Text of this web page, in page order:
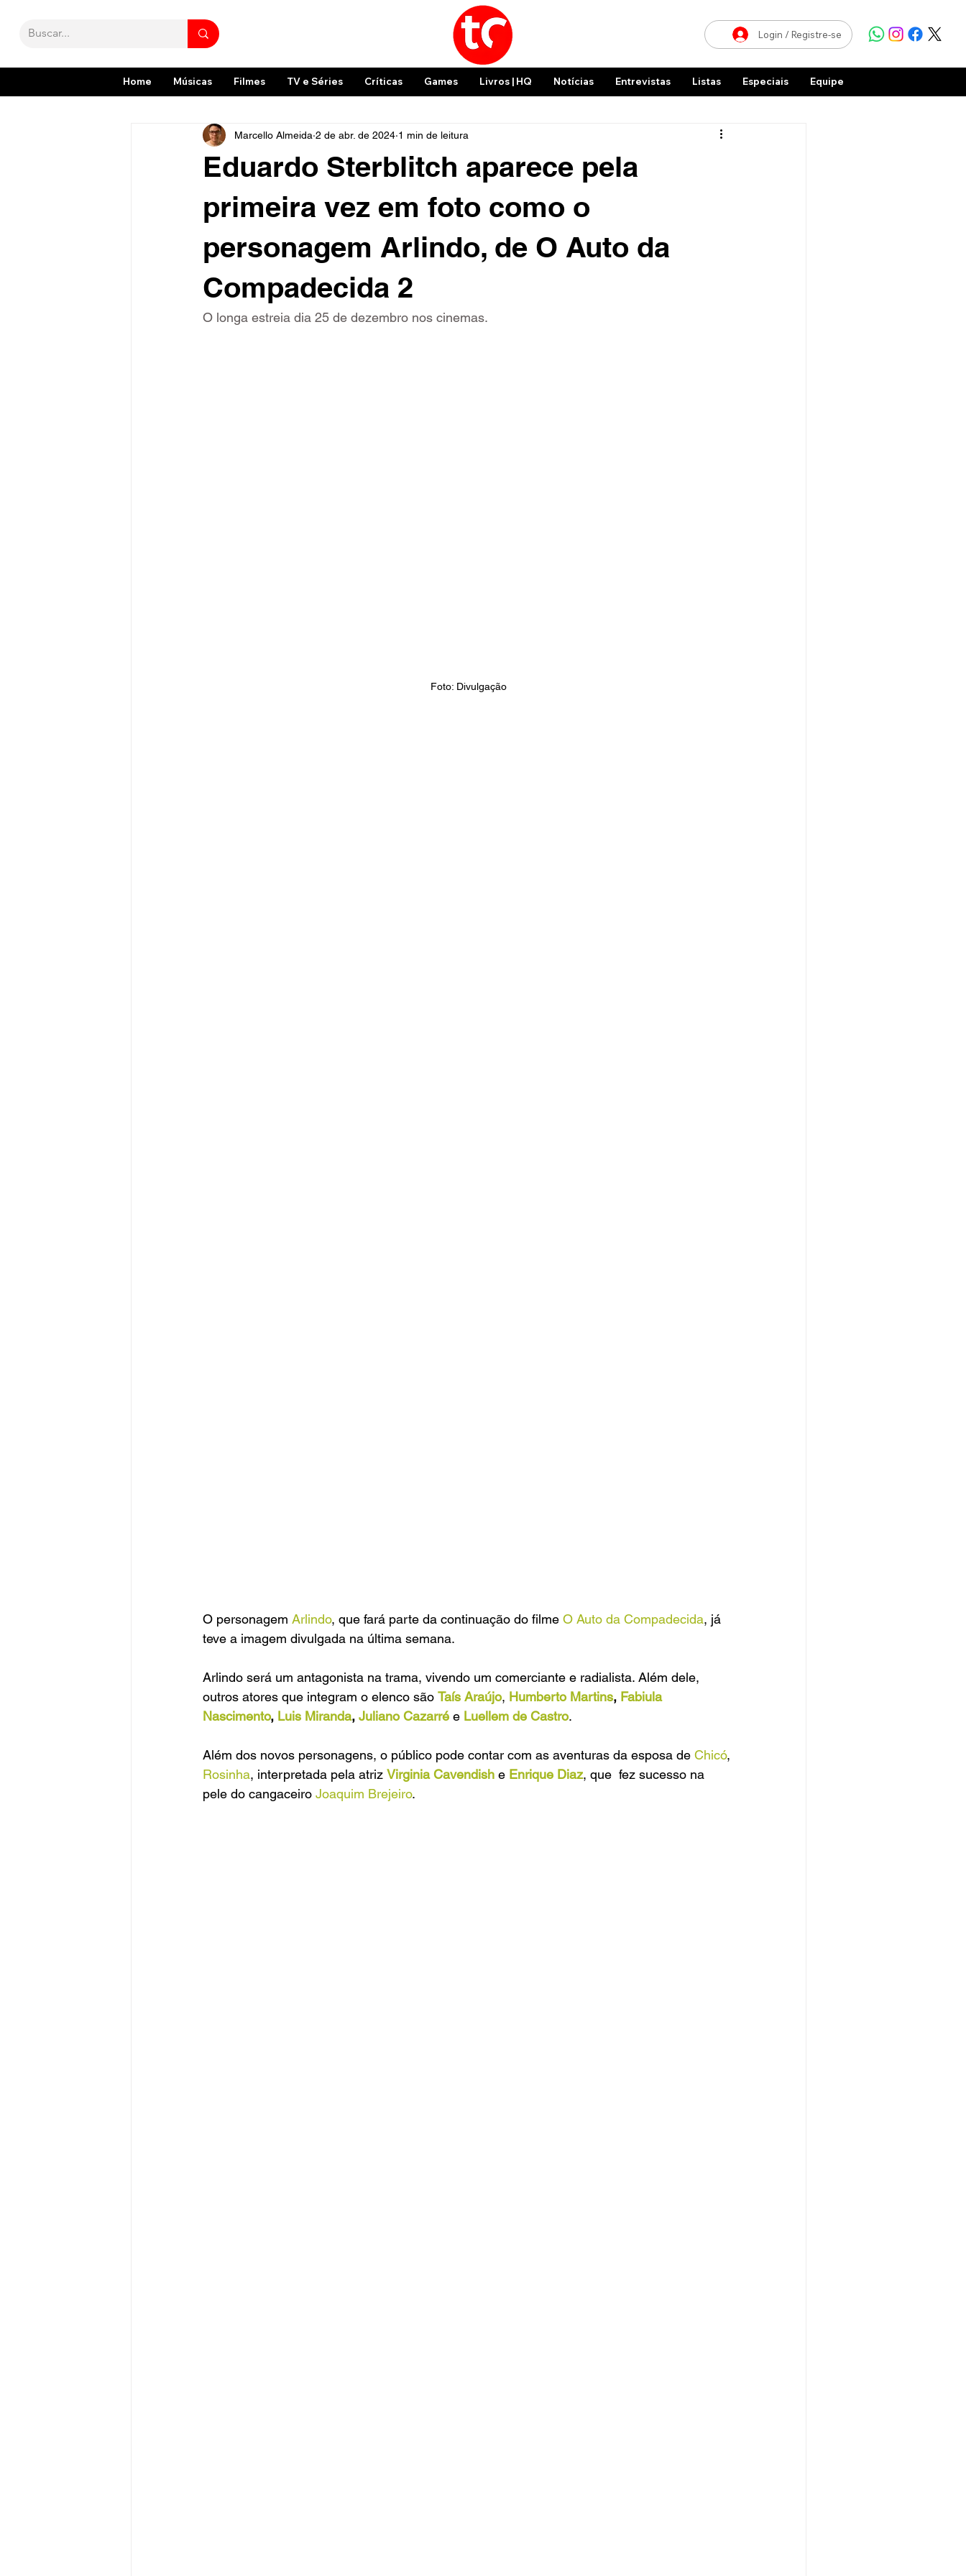
Login / Registre-se
Home Músicas Filmes TV e Séries Críticas Games Livros | HQ Notícias Entrevistas Listas Especiais Equipe
Eduardo Sterblitch aparece pela
primeira vez em foto como o
personagem Arlindo, de O Auto da
Compadecida 2
Marcello Almeida 2 de abr. de 2024 1 min de leitura
O longa estreia dia 25 de dezembro nos cinemas.
Foto: Divulgação
O personagem Arlindo, que fará parte da continuação do filme O Auto da Compadecida, já
teve a imagem divulgada na última semana.
Arlindo será um antagonista na trama, vivendo um comerciante e radialista. Além dele,
outros atores que integram o elenco são Taís Araújo, Humberto Martins, Fabiula
Nascimento, Luis Miranda, Juliano Cazarré e Luellem de Castro.
Além dos novos personagens, o público pode contar com as aventuras da esposa de Chicó,
Rosinha, interpretada pela atriz Virginia Cavendish e Enrique Diaz, que  fez sucesso na
pele do cangaceiro Joaquim Brejeiro.